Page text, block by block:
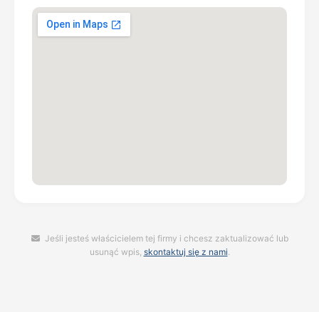
Jeśli jesteś właścicielem tej firmy i chcesz zaktualizować lub
usunąć wpis, skontaktuj się z nami.